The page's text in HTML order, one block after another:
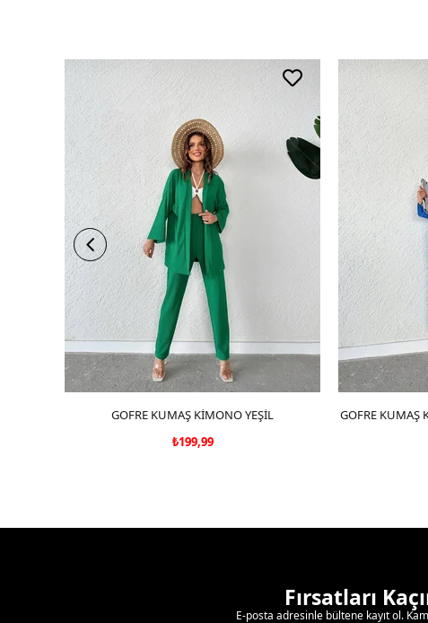
SEPETE EKLE
GOFRE KUMAŞ KİMONO YEŞİL
₺199,99
GOFRE KUMAŞ
Fırsatları
E-posta adresinle bültene kayıt ol.